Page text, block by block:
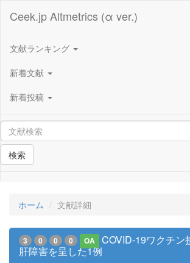
Ceek.jp Altmetrics (α ver.)
文献ランキング
新着文献
新着投稿
検索
ホーム 文献詳細
3 0 0 0 OA
COVID-19ワクチン
肝障害を呈した1例